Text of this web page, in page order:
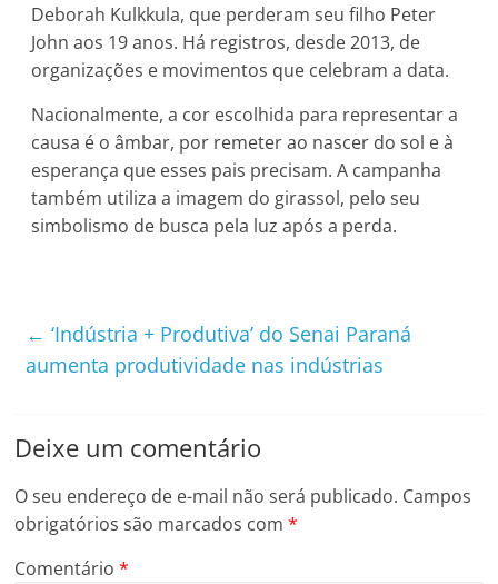
Deborah Kulkkula, que perderam seu filho Peter
John aos 19 anos. Há registros, desde 2013, de
organizações e movimentos que celebram a data.
Nacionalmente, a cor escolhida para representar a
causa é o âmbar, por remeter ao nascer do sol e à
esperança que esses pais precisam. A campanha
também utiliza a imagem do girassol, pelo seu
simbolismo de busca pela luz após a perda.
← ‘Indústria + Produtiva’ do Senai Paraná
aumenta produtividade nas indústrias
Deixe um comentário
O seu endereço de e-mail não será publicado. Campos
obrigatórios são marcados com*
Comentário*